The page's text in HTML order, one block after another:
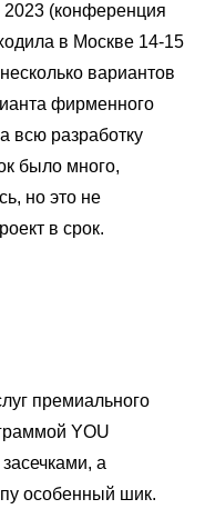
2023 (конференция
в Москве 14-15
вариантов
фирменного
всю разработку
было много,
но это не
в срок.
премиального
YOU
а
особенный шик.